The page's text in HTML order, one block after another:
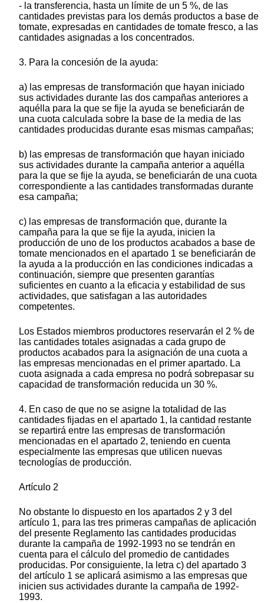
- la transferencia, hasta un límite de un 5 %, de las
cantidades previstas para los demás productos a base de
tomate, expresadas en cantidades de tomate fresco, a las
cantidades asignadas a los concentrados.
3. Para la concesión de la ayuda:
a) las empresas de transformación que hayan iniciado
sus actividades durante las dos campañas anteriores a
aquélla para la que se fije la ayuda se beneficiarán de
una cuota calculada sobre la base de la media de las
cantidades producidas durante esas mismas campañas;
b) las empresas de transformación que hayan iniciado
sus actividades durante la campaña anterior a aquélla
para la que se fije la ayuda, se beneficiarán de una cuota
correspondiente a las cantidades transformadas durante
esa campaña;
c) las empresas de transformación que, durante la
campaña para la que se fije la ayuda, inicien la
producción de uno de los productos acabados a base de
tomate mencionados en el apartado 1 se beneficiarán de
la ayuda a la producción en las condiciones indicadas a
continuación, siempre que presenten garantías
suficientes en cuanto a la eficacia y estabilidad de sus
actividades, que satisfagan a las autoridades
competentes.
Los Estados miembros productores reservarán el 2 % de
las cantidades totales asignadas a cada grupo de
productos acabados para la asignación de una cuota a
las empresas mencionadas en el primer apartado. La
cuota asignada a cada empresa no podrá sobrepasar su
capacidad de transformación reducida un 30 %.
4. En caso de que no se asigne la totalidad de las
cantidades fijadas en el apartado 1, la cantidad restante
se repartirá entre las empresas de transformación
mencionadas en el apartado 2, teniendo en cuenta
especialmente las empresas que utilicen nuevas
tecnologías de producción.
Artículo 2
No obstante lo dispuesto en los apartados 2 y 3 del
artículo 1, para las tres primeras campañas de aplicación
del presente Reglamento las cantidades producidas
durante la campaña de 1992-1993 no se tendrán en
cuenta para el cálculo del promedio de cantidades
producidas. Por consiguiente, la letra c) del apartado 3
del artículo 1 se aplicará asimismo a las empresas que
inicien sus actividades durante la campaña de 1992-
1993.